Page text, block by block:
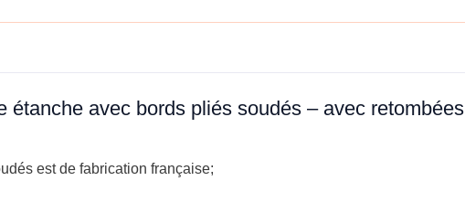
avec bords pliés soudés – avec retombées
est de fabrication française;